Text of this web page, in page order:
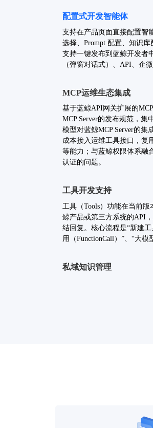
配置式开发智能体
支持在产品页面直接配置智
选择、Prompt 配置、知识库
支持一键发布到蓝鲸开发者
（弹窗对话式）、API、企
MCP运维生态集成
基于蓝鲸API网关扩展的
MCP Server的发布规范，集
模型对蓝鲸MCP Server的
成本接入运维工具接口，复
等能力；与蓝鲸权限体系融
认证的问题。
工具开发支持
工具（Tools）功能在当前
鲸产品或第三方系统的API
结回复。核心流程是“新建工
用（FunctionCall）”、“大模
私域知识管理